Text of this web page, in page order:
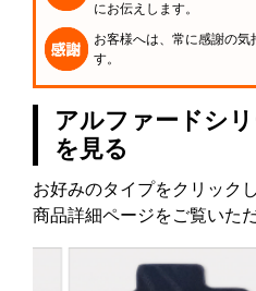
にお伝えします。
お客様へは、常に感謝の気
す。
アルファードシ
を見る
お好みのタイプをクリック
商品詳細ページをご覧いた